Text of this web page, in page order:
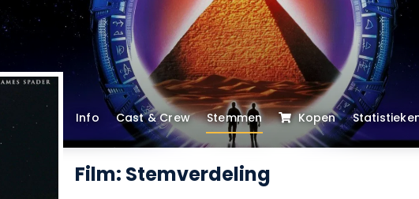
Info Cast & Crew Stemmen Kopen
Film: Stemverdeling